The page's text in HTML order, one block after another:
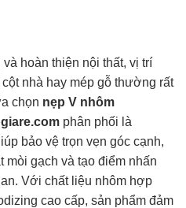
hoàn thiện nội thất, vị trí
nhà hay mép gỗ thường rất
chọn nẹp V nhôm
phân phối là
bảo vệ trọn vẹn góc cạnh,
mòi gạch và tạo điểm nhấn
Với chất liệu nhôm hợp
cao cấp, sản phẩm đảm